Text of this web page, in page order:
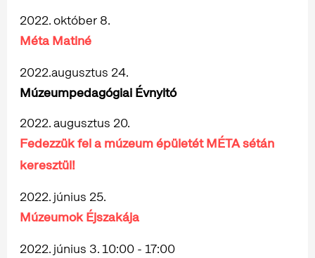
2022. október 8.
Méta Matiné
2022.augusztus 24.
Múzeumpedagógiai Évnyitó
2022. augusztus 20.
Fedezzük fel a múzeum épületét MÉTA sétán
keresztül!
2022. június 25.
Múzeumok Éjszakája
2022. június 3. 10:00 - 17:00